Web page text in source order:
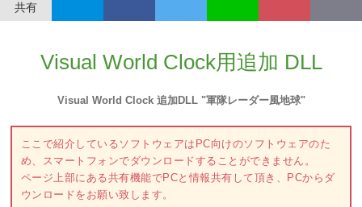
共有
Visual World Clock用追加 DLL
Visual World Clock 追加DLL "軍隊レーダー風地球"
ここで紹介しているソフトウェアはPC向けのソフトウェアのた
め、スマートフォンでダウンロードすることができません。
ページ上部にある共有機能でPCと情報共有して頂き、PCからダ
ウンロードをお願い致します。